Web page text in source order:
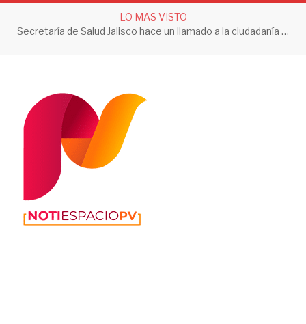
LO MAS VISTO
Secretaría de Salud Jalisco hace un llamado a la ciudadanía a tomar acciones contra el dengue en esta temporada de lluvias